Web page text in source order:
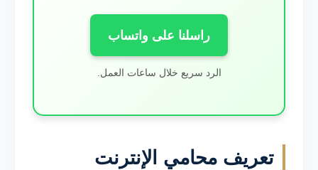
راسلنا على واتساب
الرد سريع خلال ساعات العمل.
تعريف محامي الإنترنت